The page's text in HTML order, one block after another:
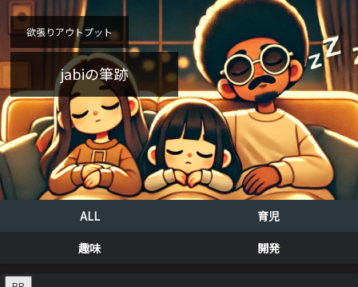
欲張りアウトプット
jabiの筆跡
ALL
育児
趣味
開発